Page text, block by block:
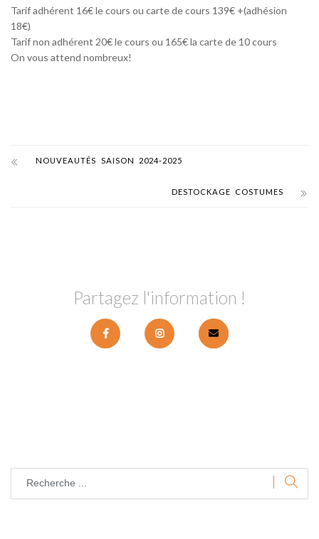
Tarif adhérent 16€ le cours ou carte de cours 139€ +(adhésion
18€)
Tarif non adhérent 20€ le cours ou 165€ la carte de 10 cours
On vous attend nombreux!
NOUVEAUTÉS SAISON 2024-2025
DESTOCKAGE COSTUMES
Partagez l'information !